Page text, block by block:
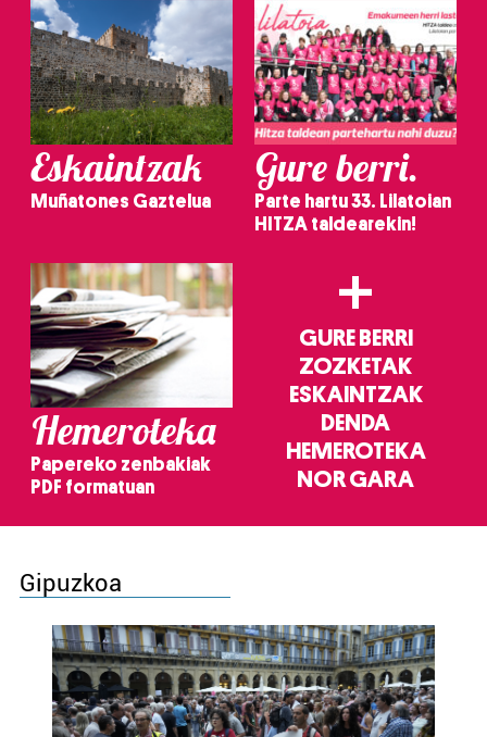
Eskaintzak
Muñatones Gaztelua
Gure berri.
Parte hartu 33. Lilatoian
HITZA taldearekin!
Hemeroteka
Papereko zenbakiak
PDF formatuan
+
GURE BERRI
ZOZKETAK
ESKAINTZAK
DENDA
HEMEROTEKA
NOR GARA
Gipuzkoa